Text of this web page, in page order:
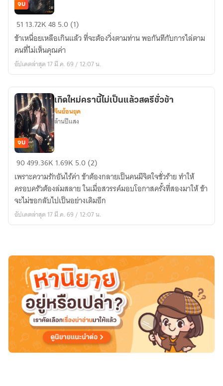
สตรี
ขี้
หึง
แห่ง
ลั่ว
จบ
51 13.72K485.0 (1)
ข้าเหนื่อยเหลือเกินแล้ว ที่จะต้องวิ่งตามท่าน พอกันทีกับการไล่ตาม
คนที่ไม่เห็นคุณค่า
อัปเดตล่าสุด 17 มี.ค. 69 / 12:07 น.
เกิด
ครา
นี้
ไม่
เป็น
ชั่ว
ช้า
จบ
เกิดใหม่ครานี้ไม่เป็นแล้วสตรีชั่วช้า
จีนย้อนยุค
ล้านปีแสง
90499.36K 1.69K 5.0 (2)
เพราะความรักอันไร้ค่า ข้าต้องกลายเป็นคนมีจิตใจชั่วร้าย ทำให้
ครอบครัวต้องล่มสลาย ในเมื่อสวรรค์มอบโอกาสครั้งที่สองมาให้ ข้า
จะไม่ขอกลับไปเป็นอย่างเดิมอีก
อัปเดตล่าสุด 17 มี.ค. 69 / 12:07 น.